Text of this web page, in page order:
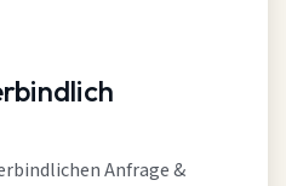
Anfrage &